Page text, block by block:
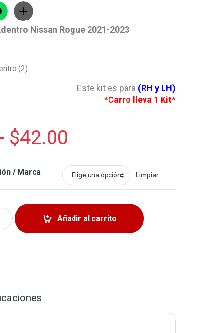
Nissan Rogue 2021-2023
(2)
Este kit es para (RH y LH)
*Carro lleva 1 Kit*
$42.00
/ Marca Limpiar
Nissan Rogue 2021-2023 quantity
Añadir al carrito